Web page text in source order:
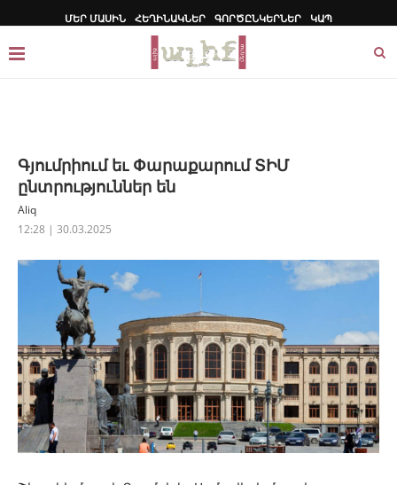
ՄԵՐ ՄԱՍԻՆ ՀԵՂԻՆԱԿՆԵՐ ԳՈՐԾԸՆԿԵՐՆԵՐ ԿԱՊ
Գյումրիում եւ Փարաքարում ՏԻՄ
ընտրություններ են
Aliq
12:28 | 30.03.2025